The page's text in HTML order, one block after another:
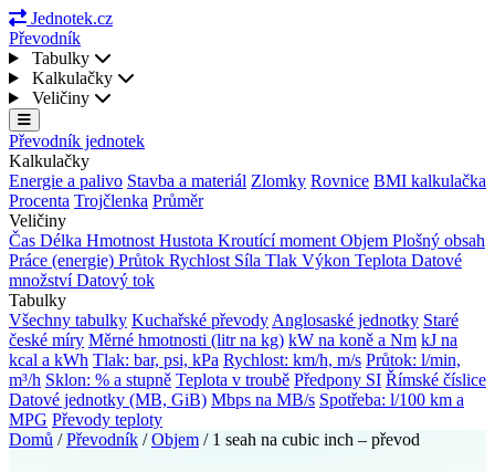
Jednotek.cz
Převodník
Tabulky
Kalkulačky
Veličiny
Převodník jednotek
Kalkulačky
Energie a palivo Stavba a materiál Zlomky Rovnice BMI kalkulačka
Procenta Trojčlenka Průměr
Veličiny
Čas Délka Hmotnost Hustota Kroutící moment Objem Plošný obsah
Práce (energie) Průtok Rychlost Síla Tlak Výkon Teplota Datové
množstvíDatový tok
Tabulky
Všechny tabulky Kuchařské převody Anglosaské jednotky Staré
české míry Měrné hmotnosti (litr na kg) kW na koně a Nm kJ na
kcal a kWh Tlak: bar, psi, kPa Rychlost: km/h, m/s Průtok: l/min,
m³/h Sklon: % a stupně Teplota v troubě Předpony SI Římské číslice
Datové jednotky (MB, GiB) Mbps na MB/s Spotřeba: l/100 km a
MPG Převody teploty
Domů / Převodník / Objem / 1 seah na cubic inch – převod